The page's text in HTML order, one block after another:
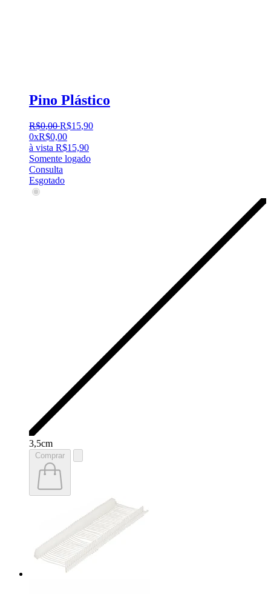
Pino Plástico
R$0,00 R$15,90
0xR$0,00
à vista R$15,90
Somente logado
Consulta
Esgotado
3,5cm
Comprar